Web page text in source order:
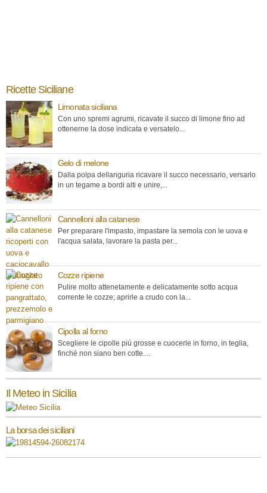
Ricette Siciliane
Limonata siciliana
Con uno spremi agrumi, ricavate il succo di limone fino ad
ottenerne la dose indicata e versatelo...
Gelo di melone
Dalla polpa dellanguria ricavare il succo necessario, versarlo
in un tegame a bordi alti e unire,...
Cannelloni alla catanese
Per preparare l'impasto, impastare la semola con le uova e
l'acqua salata, lavorare la pasta per...
Cozze ripiene
Pulire molto attenetamente e delicatamente sotto acqua
corrente le cozze; aprirle a crudo con la...
Cipolla al forno
Scegliere le cipolle più grosse e cuocerle in forno, in teglia,
finché non siano ben cotte....
Il Meteo in Sicilia
La borsa dei siciliani